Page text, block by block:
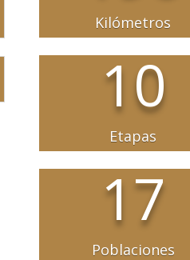
Kilómetros
10
Etapas
17
Poblaciones